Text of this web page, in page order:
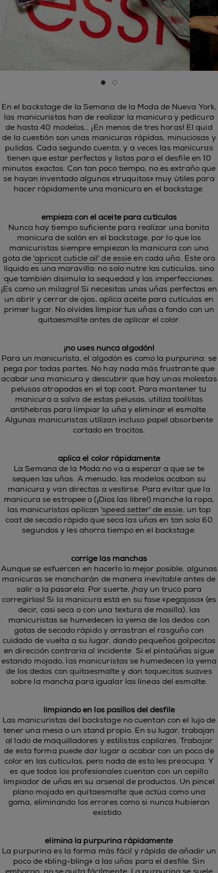
Ir a la diapositiva 0
Ir a la diapositiva 1
En el backstage de la Semana de la Moda de Nueva York,
las manicuristas han de realizar la manicura y pedicura
de hasta 40 modelos… ¡En menos de tres horas! El quid
de la cuestión son unas manicuras rápidas, minuciosas y
pulidas. Cada segundo cuenta, y a veces las manicuras
tienen que estar perfectas y listas para el desfile en 10
minutos exactos. Con tan poco tiempo, no es extraño que
se hayan inventado algunos «truquitos» muy útiles para
hacer rápidamente una manicura en el backstage.
empieza con el aceite para cutículas
Nunca hay tiempo suficiente para realizar una bonita
manicura de salón en el backstage, por lo que los
manicuristas siempre empiezan la manicura con una
gota de 'apricot cuticle oil' de essieen cada uña. Este oro
líquido es una maravilla: no solo nutre las cutículas, sino
que también disimula la sequedad y las imperfecciones.
¡Es como un milagro! Si necesitas unas uñas perfectas en
un abrir y cerrar de ojos, aplica aceite para cutículas en
primer lugar. No olvides limpiar tus uñas a fondo con un
quitaesmalte antes de aplicar el color.
¡no uses nunca algodón!
Para un manicurista, el algodón es como la purpurina: se
pega por todas partes. No hay nada más frustrante que
acabar una manicura y descubrir que hay unas molestas
pelusas atrapadas en el top coat. Para mantener tu
manicura a salvo de estas pelusas, utiliza toallitas
antihebras para limpiar la uña y eliminar el esmalte.
Algunas manicuristas utilizan incluso papel absorbente
cortado en trocitos.
aplica el color rápidamente
La Semana de la Moda no va a esperar a que se te
sequen las uñas. A menudo, las modelos acaban su
manicura y van directas a vestirse. Para evitar que la
manicura se estropee o (¡Dios las libre!) manche la ropa,
las manicuristas aplican 'speed.setter' de essie, un top
coat de secado rápido que seca las uñas en tan solo 60
segundos y les ahorra tiempo en el backstage.
corrige las manchas
Aunque se esfuercen en hacerlo lo mejor posible, algunas
manicuras se mancharán de manera inevitable antes de
salir a la pasarela. Por suerte, ¡hay un truco para
corregirlas! Si la manicura está en su fase «pegajosa» (es
decir, casi seca o con una textura de masilla), las
manicuristas se humedecen la yema de los dedos con
gotas de secado rápido y arrastran el rasguño con
cuidado de vuelta a su lugar, dando pequeños golpecitos
en dirección contraria al incidente. Si el pintaúñas sigue
estando mojado, las manicuristas se humedecen la yema
de los dedos con quitaesmalte y dan toquecitos suaves
sobre la mancha para igualar las líneas del esmalte.
limpiando en los pasillos del desfile
Las manicuristas del backstage no cuentan con el lujo de
tener una mesa o un stand propio. En su lugar, trabajan
al lado de maquilladores y estilistas capilares. Trabajar
de esta forma puede dar lugar a acabar con un poco de
color en las cutículas, pero nada de esto les preocupa. Y
es que todos los profesionales cuentan con un cepillo
limpiador de uñas en su arsenal de productos. Un pincel
plano mojado en quitaesmalte que actúa como una
goma, eliminando los errores como si nunca hubieran
existido.
elimina la purpurina rápidamente
La purpurina es la forma más fácil y rápida de añadir un
poco de «bling-bling» a las uñas para el desfile. Sin